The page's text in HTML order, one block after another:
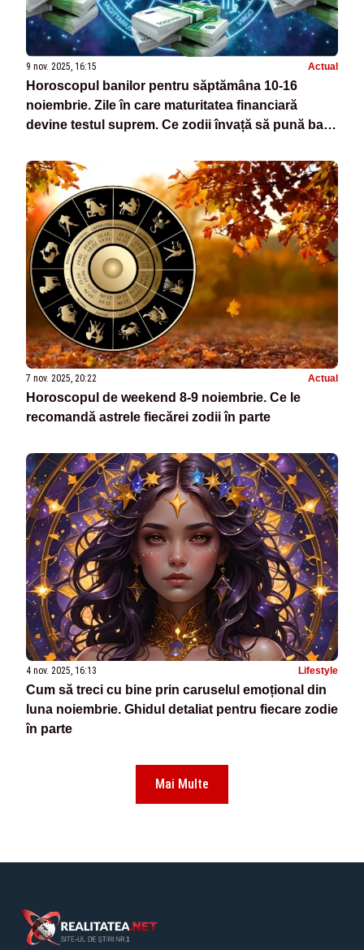
9 nov. 2025, 16:15 Actual
Horoscopul banilor pentru săptămâna 10-16
noiembrie. Zile în care maturitatea financiară
devine testul suprem. Ce zodii învață să pună bani
7 nov. 2025, 20:22 Actual
Horoscopul de weekend 8-9 noiembrie. Ce le
recomandă astrele fiecărei zodii în parte
4 nov. 2025, 16:13 Lifestyle
Cum să treci cu bine prin caruselul emoțional din
luna noiembrie. Ghidul detaliat pentru fiecare zodie
în parte
Mai Multe